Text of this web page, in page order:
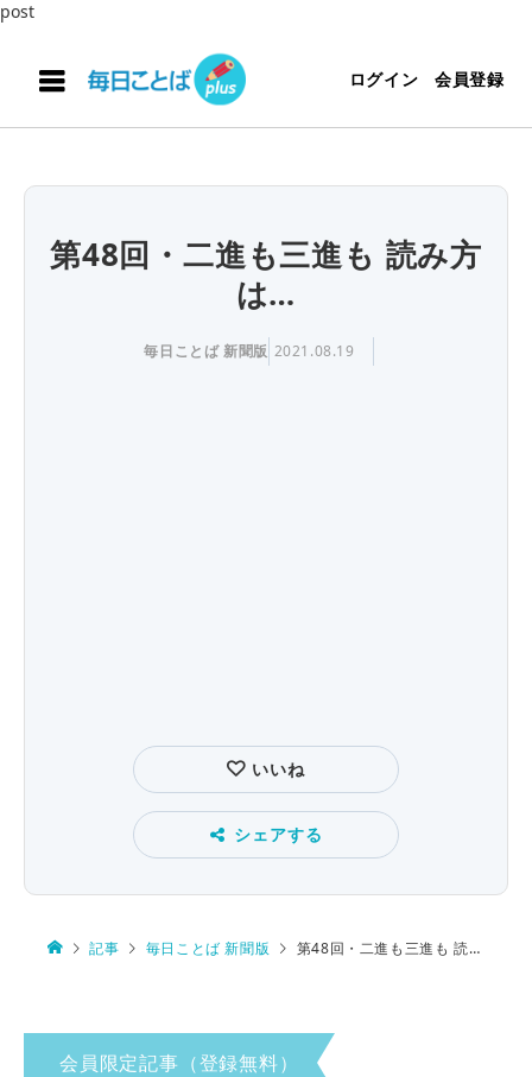
post
ログイン 会員登録
第48回・二進も三進も 読み方
は…
毎日ことば 新聞版 2021.08.19
いいね
シェアする
記事 毎日ことば 新聞版 第48回・二進も三進も 読み方は…
会員限定記事（登録無料）